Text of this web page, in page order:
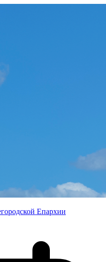
Епархии